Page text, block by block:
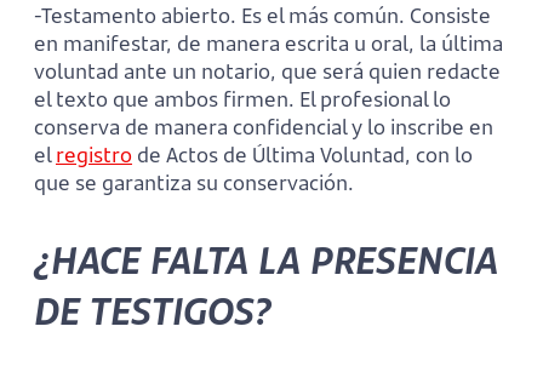
-Testamento abierto. Es el más común. Consiste
en manifestar, de manera escrita u oral, la última
voluntad ante un notario, que será quien redacte
el texto que ambos firmen. El profesional lo
conserva de manera confidencial y lo inscribe en
elregistro de Actos de Última Voluntad, con lo
que se garantiza su conservación.
¿HACE FALTA LA PRESENCIA
DE TESTIGOS?